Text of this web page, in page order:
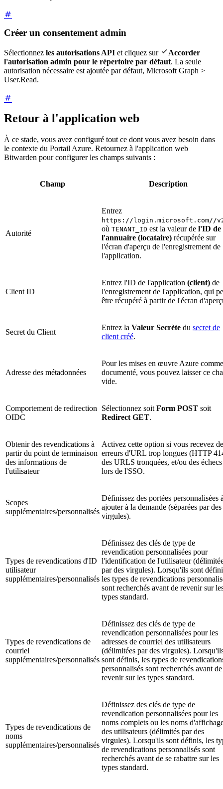
Créer un consentement admin
Sélectionnez les autorisations API et cliquez sur  Accorder
l'autorisation admin pour le répertoire par défaut. La seule
autorisation nécessaire est ajoutée par défaut, Microsoft Graph >
User.Read.
Retour à l'application web
À ce stade, vous avez configuré tout ce dont vous avez besoin dans
le contexte du Portail Azure. Retournez à l'application web
Bitwarden pour configurer les champs suivants :
Champ Description
Autorité
Entrez
https://login.microsoft.com//
où TENANT_ID est la valeur de l'ID de
l'annuaire (locataire) récupérée sur
l'écran d'aperçu de l'enregistrement de
l'application.
Client ID
Entrez l'ID de l'application (client) de
l'enregistrement de l'application, qui
être récupéré à partir de l'écran
Secret du Client
Entrez la Valeur Secrète du secret de
client créé.
Adresse des métadonnées
Pour les mises en œuvre Azure comme
documenté, vous pouvez laisser ce
vide.
Comportement de redirection
OIDC
Sélectionnez soit Form POST soit
Redirect GET.
Obtenir des revendications à
partir du point de terminaison
des informations de
l'utilisateur
Activez cette option si vous recevez
erreurs d'URL trop longues (HTTP
des URLS tronquées, et/ou des échecs
lors de l'SSO.
Scopes
supplémentaires/personnalisés
Définissez des portées personnalisées
ajouter à la demande (séparées par des
virgules).
Types de revendications d'ID
utilisateur
supplémentaires/personnalisés
Définissez des clés de type de
revendication personnalisées pour
l'identification de l'utilisateur
par des virgules). Lorsqu'ils sont
les types de revendications
sont recherchés avant de revenir sur
types standard.
Types de revendications de
courriel
supplémentaires/personnalisés
Définissez des clés de type de
revendication personnalisées pour les
adresses de courriel des utilisateurs
(délimitées par des virgules).
sont définis, les types de
personnalisés sont recherchés avant de
revenir sur les types standard.
Types de revendications de
noms
supplémentaires/personnalisés
Définissez des clés de type de
revendication personnalisées pour les
noms complets ou les noms
des utilisateurs (délimités par des
virgules). Lorsqu'ils sont définis, les
de revendications personnalisés sont
recherchés avant de se rabattre sur les
types standard.